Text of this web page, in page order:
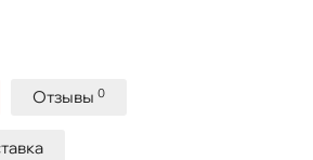
Отзывы 0